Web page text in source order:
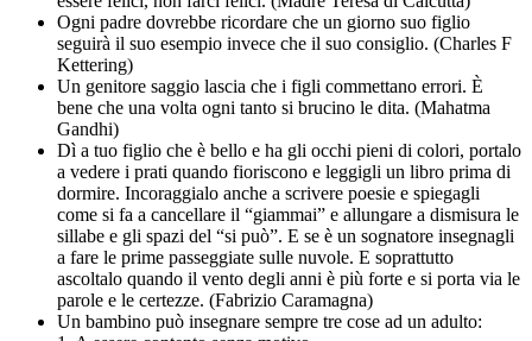
Ogni padre dovrebbe ricordare che un giorno suo figlio
seguirà il suo esempio invece che il suo consiglio. (Charles F
Kettering)
Un genitore saggio lascia che i figli commettano errori. È
bene che una volta ogni tanto si brucino le dita. (Mahatma
Gandhi)
Dì a tuo figlio che è bello e ha gli occhi pieni di colori, portalo
a vedere i prati quando fioriscono e leggigli un libro prima di
dormire. Incoraggialo anche a scrivere poesie e spiegagli
come si fa a cancellare il “giammai” e allungare a dismisura le
sillabe e gli spazi del “si può”. E se è un sognatore insegnagli
a fare le prime passeggiate sulle nuvole. E soprattutto
ascoltalo quando il vento degli anni è più forte e si porta via le
parole e le certezze. (Fabrizio Caramagna)
Un bambino può insegnare sempre tre cose ad un adulto: